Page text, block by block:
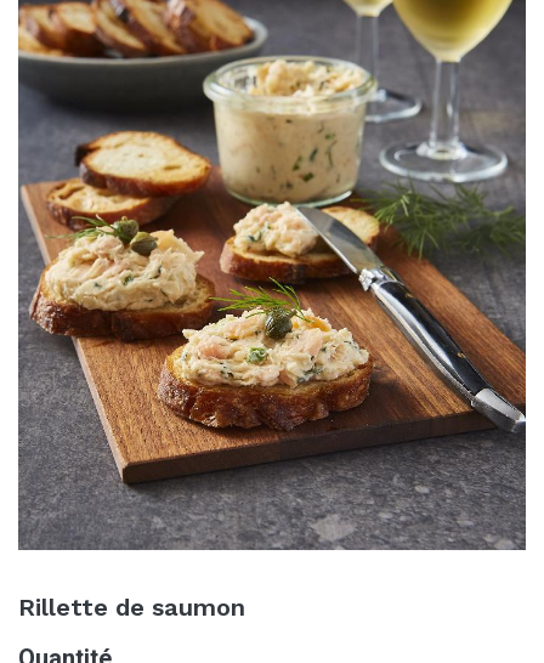
Rillette de saumon